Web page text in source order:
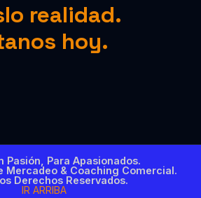
realidad.
hoy.
Pasión, Para Apasionados.
Mercadeo & Coaching Comercial.
Derechos Reservados.
IR ARRIBA